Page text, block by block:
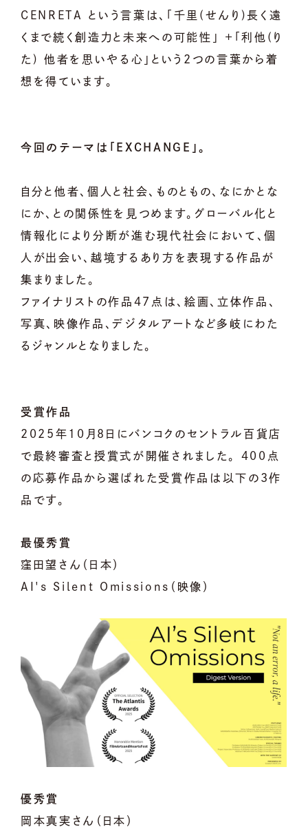
CENRETA という言葉は、「千里(せんり)長く遠
くまで続く創造力と未来への可能性」 +「利他(り
た) 他者を思いやる心」という2つの言葉から着
想を得ています。
今回のテーマは「EXCHANGE」。
自分と他者、個人と社会、ものともの、なにかとな
にか、との関係性を見つめます。グローバル化と
情報化により分断が進む現代社会において、個
人が出会い、越境するあり方を表現する作品が
集まりました。
ファイナリストの作品47点は、絵画、立体作品、
写真、映像作品、デジタルアートなど多岐にわた
るジャンルとなりました。
受賞作品
2025年10月8日にバンコクのセントラル百貨店
で最終審査と授賞式が開催されました。 400点
の応募作品から選ばれた受賞作品は以下の3作
品です。
最優秀賞
窪田望さん（日本）
AI's Silent Omissions（映像）
優秀賞
岡本真実さん（日本）